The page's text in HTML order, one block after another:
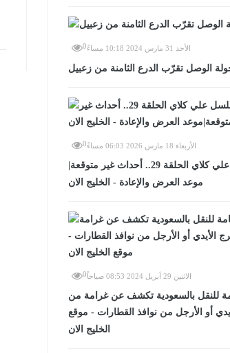
الأحد 31 مارس 2024 10:18 مساءً 0
الوصل تقرّب الدرع الثامنة من زعبيل
الأربعاء 18 مارس 2026 06:03 مساءً 0
مسلسل علي كلاي الحلقة 29.. أحداث غير متوقعة|
موعد العرض والإعادة - الخليج الان
الاثنين 29 أبريل 2024 08:53 صباحاً 0
للنقل بالسعودية تكشف عن غرامة من
أو الأرجل من نوافذ القطارات - موقع
الخليج الان